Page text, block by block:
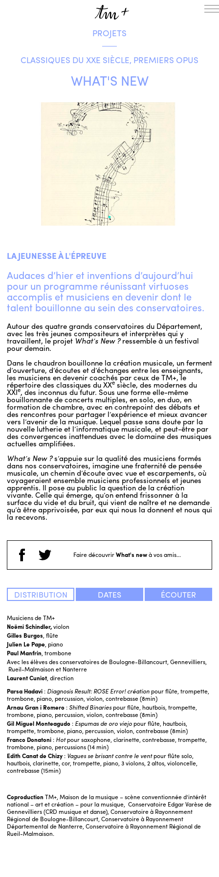
L’ENSEMBLE
SAISON
A LA UNE
MÉDIATION
NEWSLETTER
CONTACTS
AGENDA
PROJETS
CLASSIQUES DU XXE SIÈCLE, PREMIERS OPUS
WHAT'S NEW
Musiciens de TM+
Noëmi Schindler,violon
Gilles Burgos, flûte
Julien Le Pape, piano
Paul Manfrin, trombone
Avec les élèves des conservatoires de Boulogne-Billancourt, Gennevilliers,
Rueil-Malmaison et Nanterre
Laurent Cuniot, direction
Parsa Hadavi : Diagnosis Result: ROSE Error! création pour flûte, trompette,
trombone, piano, percussion, violon, contrebasse (8min)
Arnau Gran i Romero : Shifted Binariespour flûte, hautbois, trompette,
trombone, piano, percussion, violon, contrebasse (8min)
Gil Miguel Monteagudo : Espumas de oro viejo pour flûte, hautbois,
trompette, trombone, piano, percussion, violon, contrebasse (8min)
Franco Donatoni : Hotpour saxophone, clarinette, contrebasse, trompette,
trombone, piano, percussions (14 min)
Edith Canat de Chizy : Vagues se brisant contre le ventpour flûte solo,
hautbois, clarinette, cor, trompette, piano, 3 violons, 2 altos, violoncelle,
contrebasse (15min)
LA JEUNESSE À L'ÉPREUVE
Audaces d’hier et inventions d’aujourd’hui
pour un programme réunissant virtuoses
accomplis et musiciens en devenir dont le
talent bouillonne au sein des conservatoires.
Autour des quatre grands conservatoires du Département,
avec les très jeunes compositeurs et interprètes qui y
travaillent, le projet What’s New ?ressemble à un festival
pour demain.
Dans le chaudron bouillonne la création musicale, un ferment
d’ouverture, d’écoutes et d’échanges entre les enseignants,
les musiciens en devenir coachés par ceux de TM+, le
répertoire des classiques du XXe siècle, des modernes du
XXIe, des inconnus du futur. Sous une forme elle-même
bouillonnante de concerts multiples, en solo, en duo, en
formation de chambre, avec en contrepoint des débats et
des rencontres pour partager l’expérience et mieux avancer
vers l’avenir de la musique. Lequel passe sans doute par la
nouvelle lutherie et l’informatique musicale, et peut-être par
des convergences inattendues avec le domaine des musiques
actuelles amplifiées.
What’s New ?s’appuie sur la qualité des musiciens formés
dans nos conservatoires, imagine une fraternité de pensée
musicale, un chemin d’écoute avec vue et escarpements, où
voyageraient ensemble musiciens professionnels et jeunes
apprentis. Il pose au public la question de la création
vivante. Celle qui émerge, qu’on entend frissonner à la
surface du vide et du bruit, qui vient de naître et ne demande
qu’à être apprivoisée, par eux qui nous la donnent et nous qui
la recevons.
Faire découvrirWhat's newà vos amis...
DISTRIBUTION DATES ÉCOUTER
Coproduction TM+, Maison de la musique – scène conventionnée d’intérêt
national – art et création – pour la musique, Conservatoire Edgar Varèse de
Gennevilliers (CRD musique et danse), Conservatoire à Rayonnement
Régional de Boulogne-Billancourt, Conservatoire à Rayonnement
Départemental de Nanterre, Conservatoire à Rayonnement Régional de
Rueil-Malmaison.